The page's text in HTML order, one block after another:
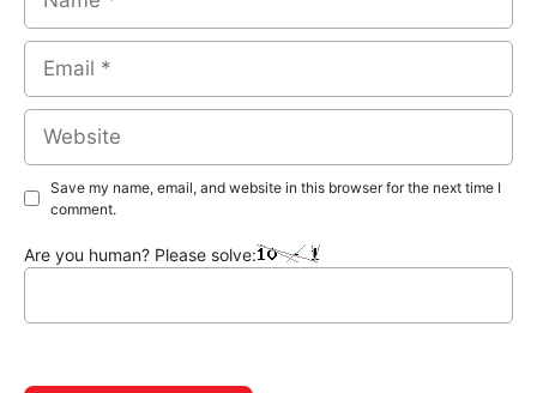
Email
Website
Save my name, email, and website in this browser for the next time I
comment.
Are you human? Please solve: